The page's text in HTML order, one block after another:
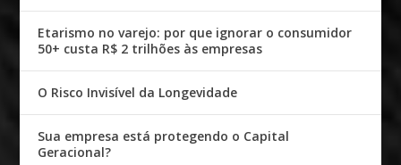
Etarismo no varejo: por que ignorar o consumidor
50+ custa R$ 2 trilhões às empresas
O Risco Invisível da Longevidade
Sua empresa está protegendo o Capital
Geracional?